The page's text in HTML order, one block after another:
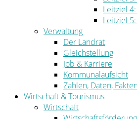
Leitziel
Leitziel
Verwaltung
Der Landrat
Gleichstellung
Job & Karriere
Kommunalaufsicht
Zahlen, Daten,
Wirtschaft & Tourismus
Wirtschaft